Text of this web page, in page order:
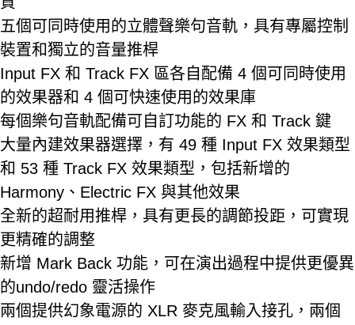
五個可同時使用的立體聲樂句音軌，具有專屬控制
裝置和獨立的音量推桿
Input FX 和 Track FX 區各自配備 4 個可同時使用
的效果器和 4 個可快速使用的效果庫
每個樂句音軌配備可自訂功能的 FX 和 Track 鍵
大量內建效果器選擇，有 49 種 Input FX 效果類型
和 53 種 Track FX 效果類型，包括新增的
Harmony、Electric FX 與其他效果
全新的超耐用推桿，具有更長的調節投距，可實現
更精確的調整
新增 Mark Back 功能，可在演出過程中提供更優異
的undo/redo 靈活操作
兩個提供幻象電源的 XLR 麥克風輸入接孔，兩個